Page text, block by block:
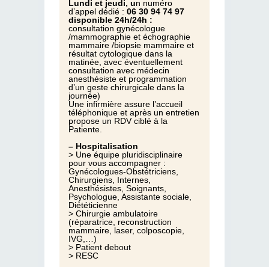
Lundi et jeudi, un numéro
d’appel dédié : 06 30 94 74 97
disponible 24h/24h :
consultation gynécologue
/mammographie et échographie
mammaire /biopsie mammaire et
résultat cytologique dans la
matinée, avec éventuellement
consultation avec médecin
anesthésiste et programmation
d’un geste chirurgicale dans la
journée)
Une infirmière assure l’accueil
téléphonique et après un entretien
propose un RDV ciblé à la
Patiente.
– Hospitalisation
> Une équipe pluridisciplinaire
pour vous accompagner :
Gynécologues-Obstétriciens,
Chirurgiens, Internes,
Anesthésistes, Soignants,
Psychologue, Assistante sociale,
Diététicienne
> Chirurgie ambulatoire
(réparatrice, reconstruction
mammaire, laser, colposcopie,
IVG,…)
> Patient debout
> RESC